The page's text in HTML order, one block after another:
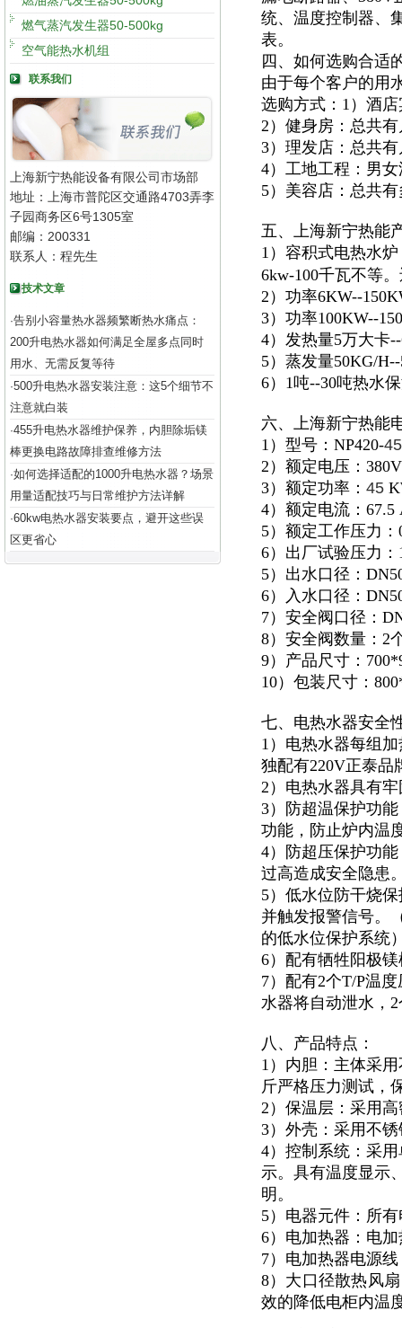
燃气蒸汽发生器50-500kg
空气能热水机组
联系我们
上海新宁热能设备有限公司市场部
地址：上海市普陀区交通路4703弄李
子园商务区6号1305室
邮编：200331
联系人：程先生
技术文章
·告别小容量热水器频繁断热水痛点：
200升电热水器如何满足全屋多点同时
用水、无需反复等待
·500升电热水器安装注意：这5个细节不
注意就白装
·455升电热水器维护保养，内胆除垢镁
棒更换电路故障排查维修方法
·如何选择适配的1000升电热水器？场景
用量适配技巧与日常维护方法详解
·60kw电热水器安装要点，避开这些误
区更省心
统、温度控制器、
表。
四、如何选购合适
由于每个客户的用
选购方式：1）酒
2）健身房：总共
3）理发店：总共
4）工地工程：男
5）美容店：总共
五、上海新宁热能
1）容积式电热水
6kw-100千瓦不等
2）功率6KW--
3）功率100KW--
4）发热量5万大卡
5）蒸发量50KG/
6）1吨--30吨热水
六、上海新宁热能
1）型号：NP420-45
2）额定电压：380V
3）额定功率： 45
4）额定电流：67.5
5）额定工作压力：
6）出厂试验压力：
5）出水口径：
6）入水口径：
7）安全阀口径：
8）安全阀数量：2
9）产品尺寸：
10）包装尺寸：
七、电热水器安全
1）电热水器每组
独配有220V正泰品
2）电热水器具有
3）防超温保护功
功能，防止炉内温
4）防超压保护功
过高造成安全隐患
5）低水位防干烧
并触发报警信号。
的低水位保护系统
6）配有牺牲阳极
7）配有2个T/P温
水器将自动泄水，
八、产品特点：
1）内胆：主体采
斤严格压力测试，
2）保温层：采用
3）外壳：采用不
4）控制系统：采
示。具有温度显示
明。
5）电器元件：所
6）电加热器：电
7）电加热器电源
8）大口径散热风
效的降低电柜内温